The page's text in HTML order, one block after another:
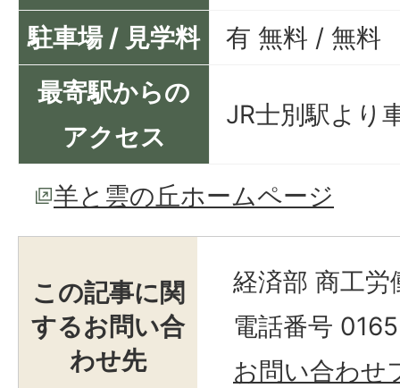
駐車場 / 見学料
有 無料 / 無料
最寄駅からの
アクセス
JR士別駅より
羊と雲の丘ホームページ
この記事に関
するお問い合
わせ先
経済部 商工労
電話番号
お問い合わせ